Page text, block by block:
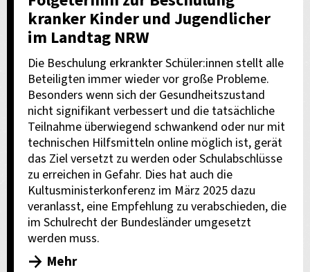
kranker Kinder und Jugendlicher
im Landtag NRW
Die Beschulung erkrankter Schüler:innen stellt alle
Beteiligten immer wieder vor große Probleme.
Besonders wenn sich der Gesundheitszustand
nicht signifikant verbessert und die tatsächliche
Teilnahme überwiegend schwankend oder nur mit
technischen Hilfsmitteln online möglich ist, gerät
das Ziel versetzt zu werden oder Schulabschlüsse
zu erreichen in Gefahr. Dies hat auch die
Kultusministerkonferenz im März 2025 dazu
veranlasst, eine Empfehlung zu verabschieden, die
im Schulrecht der Bundesländer umgesetzt
werden muss.
Mehr